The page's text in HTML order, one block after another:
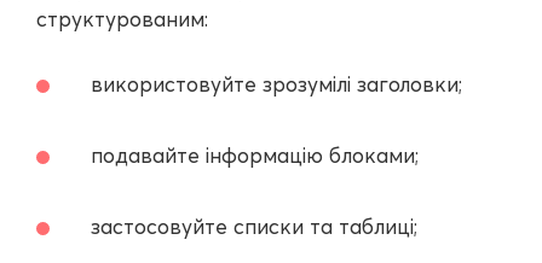
структурованим:
використовуйте зрозумілі заголовки;
подавайте інформацію блоками;
застосовуйте списки та таблиці;